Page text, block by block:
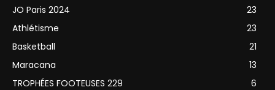
JO Paris 2024
23
Athlétisme
23
Basketball
21
Maracana
13
TROPHÉES FOOTEUSES 229
6